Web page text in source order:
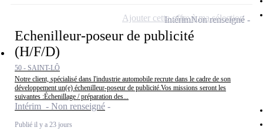
Echenilleur-poseur de publicité
(H/F/D)
50 - SAINT-LÔ
Notre client, spécialisé dans l'industrie automobile recrute dans le cadre de son
développement un(e) échenilleur-poseur de publicité.Vos missions seront les
suivantes :Échenillage / préparation des...
Intérim - Non renseigné
Publié il y a 23 jours
IntérimNon renseigné
Ajouter cette offre à ma sélection